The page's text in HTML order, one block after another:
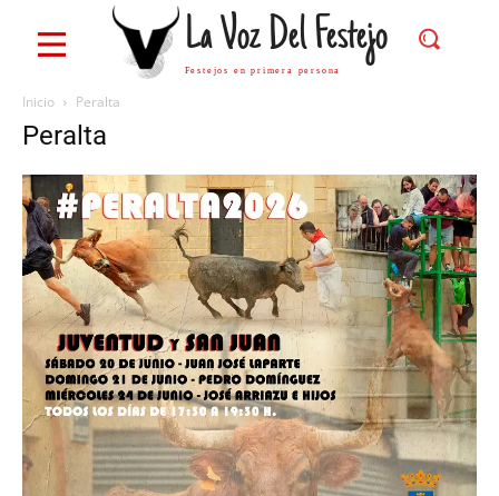
La Voz Del Festejo
Festejos en primera persona
Inicio Peralta
Peralta